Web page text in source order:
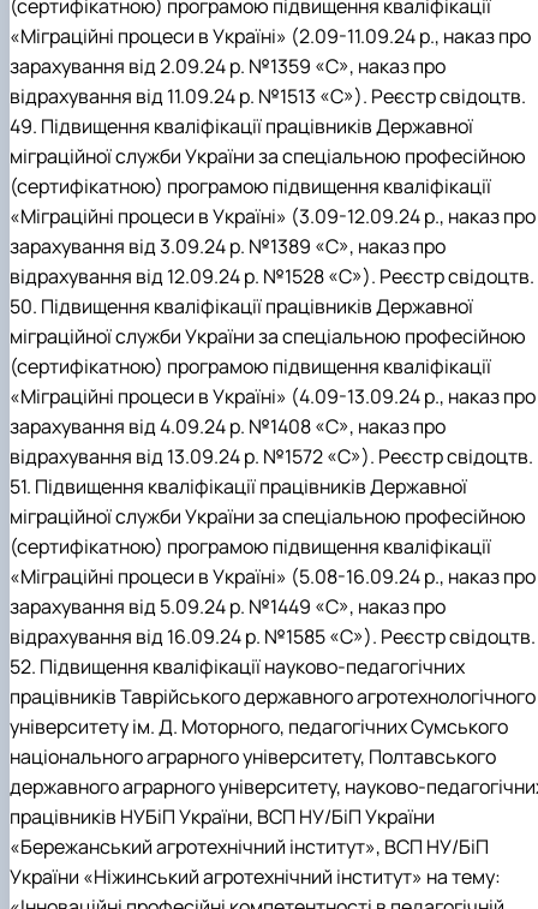
(сертифікатною) програмою підвищення кваліфікації
«Міграційні процеси в Україні» (2.09-11.09.24 р., наказ про
зарахування від 2.09.24 р. №1359 «С», наказ про
відрахування від 11.09.24 р. №1513 «С»). Реєстр свідоцтв.
49. Підвищення кваліфікації працівників Державної
міграційної служби України за спеціальною професійною
(сертифікатною) програмою підвищення кваліфікації
«Міграційні процеси в Україні» (3.09-12.09.24 р., наказ про
зарахування від 3.09.24 р. №1389 «С», наказ про
відрахування від 12.09.24 р. №1528 «С»). Реєстр свідоцтв.
50. Підвищення кваліфікації працівників Державної
міграційної служби України за спеціальною професійною
(сертифікатною) програмою підвищення кваліфікації
«Міграційні процеси в Україні» (4.09-13.09.24 р., наказ про
зарахування від 4.09.24 р. №1408 «С», наказ про
відрахування від 13.09.24 р. №1572 «С»). Реєстр свідоцтв.
51. Підвищення кваліфікації працівників Державної
міграційної служби України за спеціальною професійною
(сертифікатною) програмою підвищення кваліфікації
«Міграційні процеси в Україні» (5.08-16.09.24 р., наказ про
зарахування від 5.09.24 р. №1449 «С», наказ про
відрахування від 16.09.24 р. №1585 «С»). Реєстр свідоцтв.
52. Підвищення кваліфікації науково-педагогічних
працівників Таврійського державного агротехнологічного
університету ім. Д. Моторного, педагогічних Сумського
національного аграрного університету, Полтавського
державного аграрного університету, науково-
працівників НУБіП України, ВСП НУ/БіП України
«Бережанський агротехнічний інститут», ВСП НУ/БіП
України «Ніжинський агротехнічний інститут» на тему: